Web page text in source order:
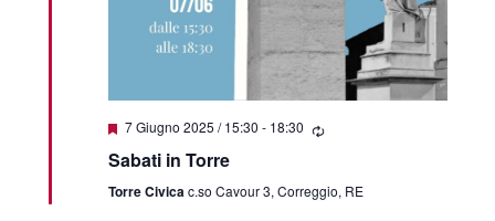
Featured
7 Giugno 2025 / 15:30 - 18:30
Sabati in Torre
Torre Civicac.so Cavour 3, Correggio, RE